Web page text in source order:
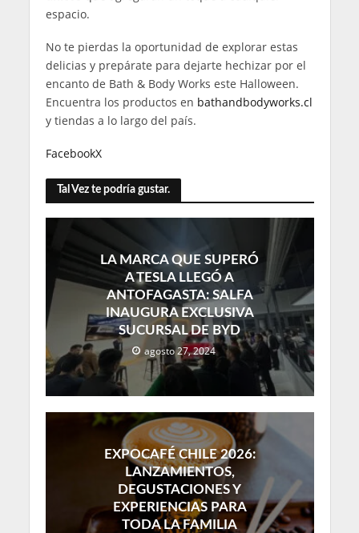
espacio.
No te pierdas la oportunidad de explorar estas
delicias y prepárate para dejarte hechizar por el
encanto de Bath & Body Works este Halloween.
Encuentra los productos en bathandbodyworks.cl
y tiendas a lo largo del país.
FacebookX
Tal Vez te podría gustar.
LA MARCA QUE SUPERÓ
A TESLA LLEGÓ A
ANTOFAGASTA: SALFA
INAUGURA EXCLUSIVA
SUCURSAL DE BYD
agosto 27, 2024
EXPOCAFÉ CHILE 2026:
LANZAMIENTOS,
DEGUSTACIONES Y
EXPERIENCIAS PARA
TODA LA FAMILIA